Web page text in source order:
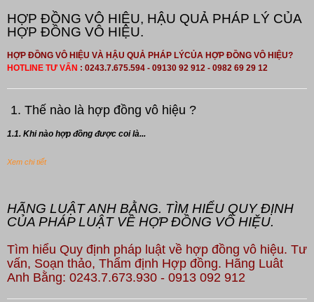
HỢP ĐỒNG VÔ HIỆU, HẬU QUẢ PHÁP LÝ CỦA
HỢP ĐỒNG VÔ HIỆU.
HỢP ĐỒNG VÔ HIỆU VÀ HẬU QUẢ PHÁP LÝCỦA HỢP ĐỒNG VÔ HIỆU?
HOTLINE TƯ VẤN : 0243.7.675.594 - 09130 92 912 - 0982 69 29 12
1. Thế nào là hợp đồng vô hiệu ?
1.1. Khi nào hợp đồng được coi là...
Xem chi tiết
HÃNG LUẬT ANH BẰNG. TÌM HIỂU QUY ĐỊNH
CỦA PHÁP LUẬT VỀ HỢP ĐỒNG VÔ HIỆU.
Tìm hiểu Quy định pháp luật về hợp đồng vô hiệu. Tư
vấn, Soạn thảo, Thẩm định Hợp đồng. Hãng Luât
Anh Bằng: 0243.7.673.930 - 0913 092 912